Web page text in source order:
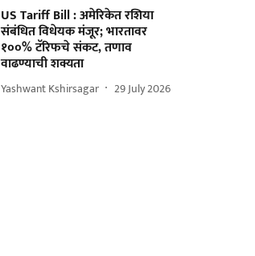
US Tariff Bill : अमेरिकेत रशिया
संबंधित विधेयक मंजूर; भारतावर
१००% टॅरिफचे संकट, तणाव
वाढण्याची शक्यता
Yashwant Kshirsagar 29 July 2026